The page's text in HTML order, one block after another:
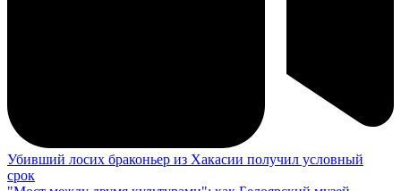
Убивший лосих браконьер из Хакасии получил условный
срок